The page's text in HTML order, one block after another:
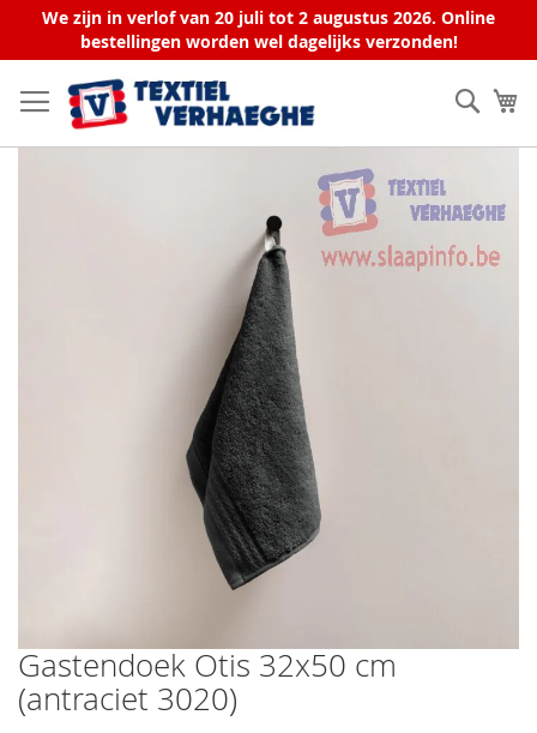
We zijn in verlof van 20 juli tot 2 augustus 2026. Online
bestellingen worden wel dagelijks verzonden!
naar
de
inhoud
Zoek
Ga
naar
het
Gastendoek Otis 32x50 cm
(antraciet 3020)